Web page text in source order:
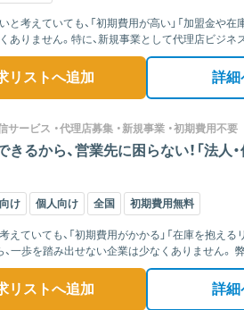
考えていても、「初期費用が高い」「加盟金や
ありません。特に、新規事業として代理店ビジネ
リストへ追加 詳細
サービス ・代理店募集 ・新規事業 ・初期費用不要
るから、営業先に困らない！「法人
け 個人向け 全国 初期費用無料
ていても、「初期費用がかかる」「在庫を抱え
ない企業は少なくありません。 弊社の代理店制度は、初期費用不要でスタート
リストへ追加 詳細